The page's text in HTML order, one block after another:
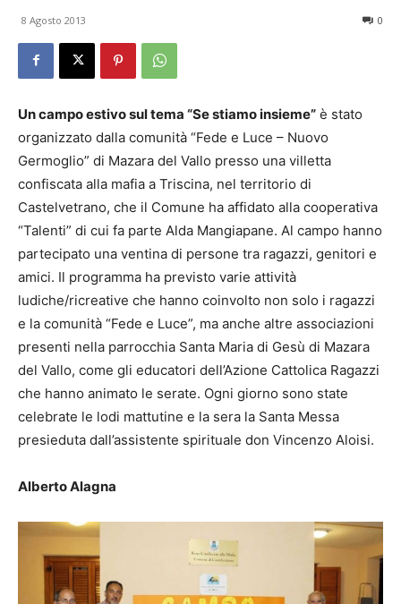
8 Agosto 2013 0
Un campo estivo sul tema “Se stiamo insieme” è stato
organizzato dalla comunità “Fede e Luce – Nuovo
Germoglio” di Mazara del Vallo presso una villetta
confiscata alla mafia a Triscina, nel territorio di
Castelvetrano, che il Comune ha affidato alla cooperativa
“Talenti” di cui fa parte Alda Mangiapane. Al campo hanno
partecipato una ventina di persone tra ragazzi, genitori e
amici. Il programma ha previsto varie attività
ludiche/ricreative che hanno coinvolto non solo i ragazzi
e la comunità “Fede e Luce”, ma anche altre associazioni
presenti nella parrocchia Santa Maria di Gesù di Mazara
del Vallo, come gli educatori dell’Azione Cattolica Ragazzi
che hanno animato le serate. Ogni giorno sono state
celebrate le lodi mattutine e la sera la Santa Messa
presieduta dall’assistente spirituale don Vincenzo Aloisi.
Alberto Alagna